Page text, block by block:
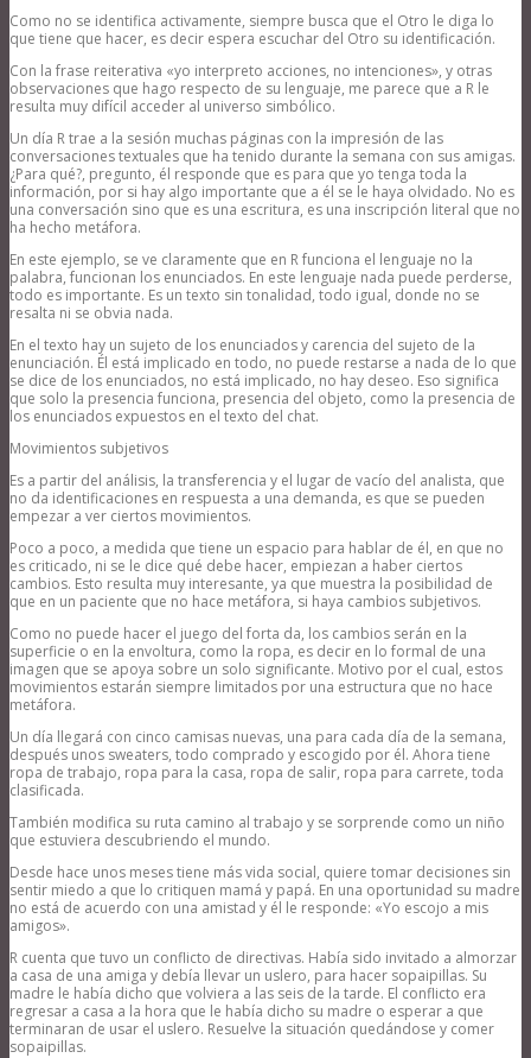
Como no se identifica activamente, siempre busca que el Otro le diga lo
que tiene que hacer, es decir espera escuchar del Otro su identificación.
Con la frase reiterativa «yo interpreto acciones, no intenciones», y otras
observaciones que hago respecto de su lenguaje, me parece que a R le
resulta muy difícil acceder al universo simbólico.
Un día R trae a la sesión muchas páginas con la impresión de las
conversaciones textuales que ha tenido durante la semana con sus amigas.
¿Para qué?, pregunto, él responde que es para que yo tenga toda la
información, por si hay algo importante que a él se le haya olvidado. No es
una conversación sino que es una escritura, es una inscripción literal que no
ha hecho metáfora.
En este ejemplo, se ve claramente que en R funciona el lenguaje no la
palabra, funcionan los enunciados. En este lenguaje nada puede perderse,
todo es importante. Es un texto sin tonalidad, todo igual, donde no se
resalta ni se obvia nada.
En el texto hay un sujeto de los enunciados y carencia del sujeto de la
enunciación. Él está implicado en todo, no puede restarse a nada de lo que
se dice de los enunciados, no está implicado, no hay deseo. Eso significa
que solo la presencia funciona, presencia del objeto, como la presencia de
los enunciados expuestos en el texto del chat.
Movimientos subjetivos
Es a partir del análisis, la transferencia y el lugar de vacío del analista, que
no da identificaciones en respuesta a una demanda, es que se pueden
empezar a ver ciertos movimientos.
Poco a poco, a medida que tiene un espacio para hablar de él, en que no
es criticado, ni se le dice qué debe hacer, empiezan a haber ciertos
cambios. Esto resulta muy interesante, ya que muestra la posibilidad de
que en un paciente que no hace metáfora, si haya cambios subjetivos.
Como no puede hacer el juego del forta da, los cambios serán en la
superficie o en la envoltura, como la ropa, es decir en lo formal de una
imagen que se apoya sobre un solo significante. Motivo por el cual, estos
movimientos estarán siempre limitados por una estructura que no hace
metáfora.
Un día llegará con cinco camisas nuevas, una para cada día de la semana,
después unos sweaters, todo comprado y escogido por él. Ahora tiene
ropa de trabajo, ropa para la casa, ropa de salir, ropa para carrete, toda
clasificada.
También modifica su ruta camino al trabajo y se sorprende como un niño
que estuviera descubriendo el mundo.
Desde hace unos meses tiene más vida social, quiere tomar decisiones sin
sentir miedo a que lo critiquen mamá y papá. En una oportunidad su madre
no está de acuerdo con una amistad y él le responde: «Yo escojo a mis
amigos».
R cuenta que tuvo un conflicto de directivas. Había sido invitado a almorzar
a casa de una amiga y debía llevar un uslero, para hacer sopaipillas. Su
madre le había dicho que volviera a las seis de la tarde. El conflicto era
regresar a casa a la hora que le había dicho su madre o esperar a que
terminaran de usar el uslero. Resuelve la situación quedándose y comer
sopaipillas.